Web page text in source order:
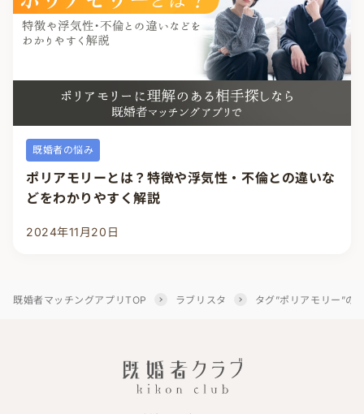
既婚者の悩み
ポリアモリーとは？特徴や浮気性・不倫との違いな
どをわかりやすく解説
2024年11月20日
既婚者マッチングアプリTOP ラブリスタ タグ”ポリアモリー”の